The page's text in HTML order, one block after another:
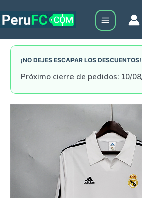
to
Main
Menu
¡NO DEJES ESCAPAR LOS DESCUENTOS!
Próximo cierre de pedidos: 10/